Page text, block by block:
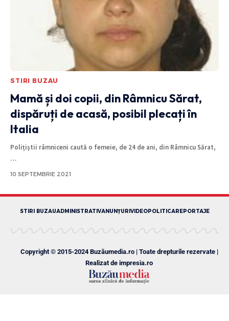
STIRI BUZAU
Mamă și doi copii, din Râmnicu Sărat,
dispăruți de acasă, posibil plecați în
Italia
Polițiștii râmniceni caută o femeie, de 24 de ani, din Râmnicu Sărat,
…
10 SEPTEMBRIE 2021
STIRI BUZAUADMINISTRATIVANUNȚURIVIDEOPOLITICAREPORTAJE
Copyright © 2015-2024 Buzăumedia.ro | Toate drepturile rezervate |
Realizat de impresia.ro